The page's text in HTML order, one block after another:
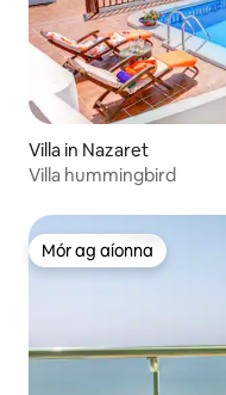
Villa in Nazaret
Villa hummingbird
Mór ag aíonna
Mór ag aíonna